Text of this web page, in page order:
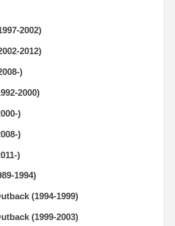
2002)
2012)
)
2000)
)
)
)
1994)
(1994-1999)
(1999-2003)